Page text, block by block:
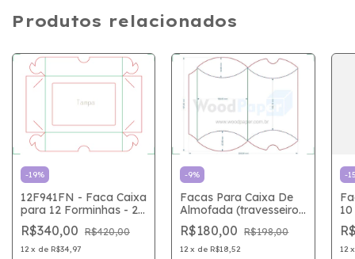
Produtos relacionados
-19%
12F941FN - Faca Caixa
para 12 Forminhas - 2
Facas Tampa e Fundo
R$340,00 R$420,00
12 x de R$34,97
-9%
Facas Para Caixa De
Almofada (travesseiro)
11 X 10,6 X 4,2
R$180,00 R$198,00
12 x de R$18,52
-
12